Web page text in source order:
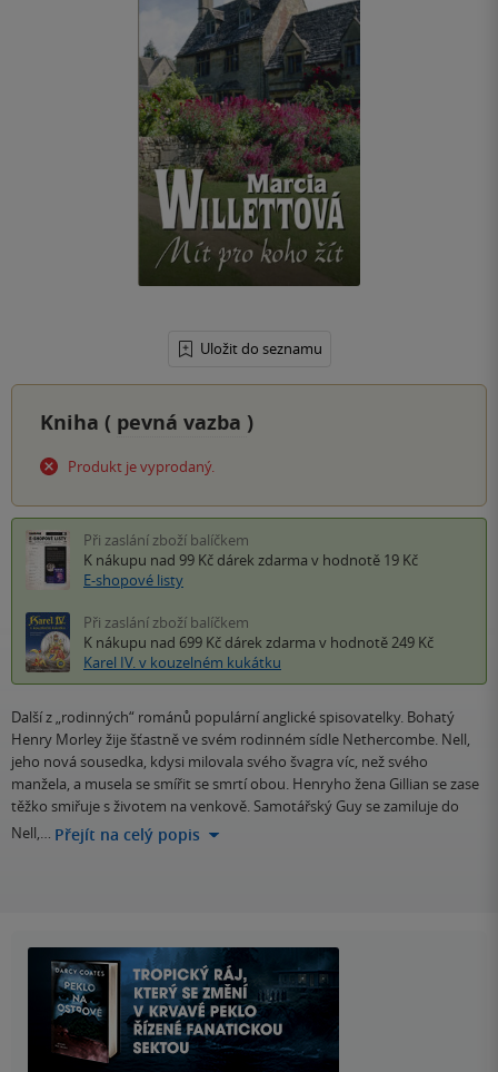
Uložit do seznamu
Kniha ( pevná vazba )
Produkt je vyprodaný.
Při zaslání zboží balíčkem
K nákupu nad 99 Kč dárek zdarma v hodnotě 19 Kč
E-shopové listy
Při zaslání zboží balíčkem
K nákupu nad 699 Kč dárek zdarma v hodnotě 249 Kč
Karel IV. v kouzelném kukátku
Další z „rodinných“ románů populární anglické spisovatelky. Bohatý
Henry Morley žije šťastně ve svém rodinném sídle Nethercombe. Nell,
jeho nová sousedka, kdysi milovala svého švagra víc, než svého
manžela, a musela se smířit se smrtí obou. Henryho žena Gillian se zase
těžko smiřuje s životem na venkově. Samotářský Guy se zamiluje do
Nell,… Přejít na celý popis